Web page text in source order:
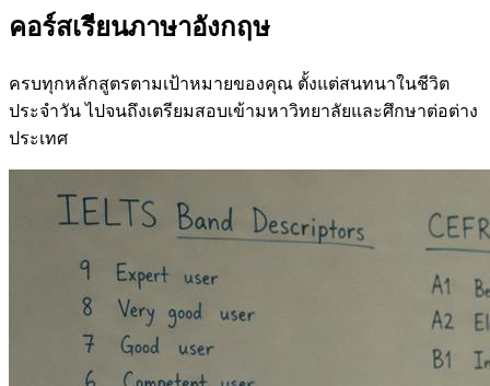
คอร์สเรียนภาษาอังกฤษ
ครบทุกหลักสูตรตามเป้าหมายของคุณ ตั้งแต่สนทนาในชีวิต
ประจำวัน ไปจนถึงเตรียมสอบเข้ามหาวิทยาลัยและศึกษาต่อต่าง
ประเทศ